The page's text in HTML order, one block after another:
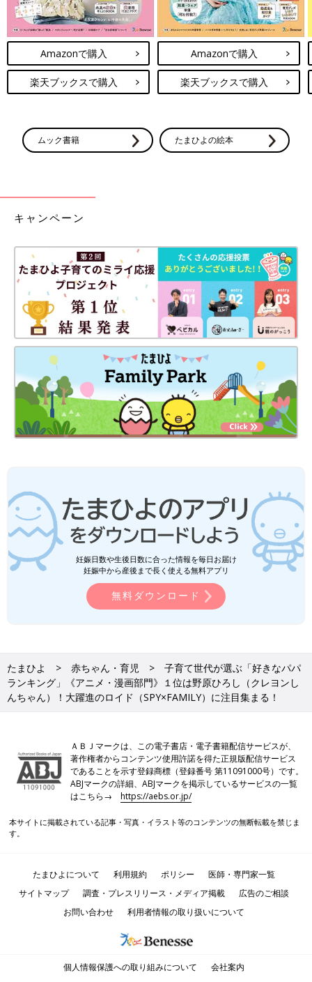
Amazonで購入
楽天ブックスで購入
Amazonで購入
楽天ブックスで購入
ムック書籍 たまひよの絵本
キャンペーン
妊娠日数や生後日数に合った情報を毎日お届け
妊娠中から産後まで長く使える無料アプリ
無料ダウンロード
たまひよ 赤ちゃん・育児
子育て世代が選ぶ「好きなパパ
ランキング」《アニメ・漫画部門》１位は野原ひろし（クレヨンし
んちゃん）！大躍進のロイド（SPY×FAMILY）に注目集まる！
ＡＢＪマークは、この電子書店・電子書籍配信サービスが、
著作権者からコンテンツ使用許諾を得た正規版配信サービス
であることを示す登録商標（登録番号 第11091000号）です。
ABJマークの詳細、ABJマークを掲示しているサービスの一覧
はこちら→https://aebs.or.jp/
本サイトに掲載されている記事・写真・イラスト等のコンテンツの無断転載を禁じま
す。
たまひよについて 利用規約 ポリシー
医師・専門家一覧
サイトマップ
調査・プレスリリース・メディア掲載
広告のご相談
お問い合わせ
利用者情報の取り扱いについて
個人情報保護への取り組みについて 会社案内